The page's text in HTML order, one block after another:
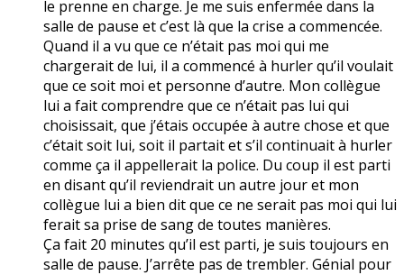
le prenne en charge. Je me suis enfermée dans la
salle de pause et c’est là que la crise a commencée.
Quand il a vu que ce n’était pas moi qui me
chargerait de lui, il a commencé à hurler qu’il voulait
que ce soit moi et personne d’autre. Mon collègue
lui a fait comprendre que ce n’était pas lui qui
choisissait, que j’étais occupée à autre chose et que
c’était soit lui, soit il partait et s’il continuait à hurler
comme ça il appellerait la police. Du coup il est parti
en disant qu’il reviendrait un autre jour et mon
collègue lui a bien dit que ce ne serait pas moi qui lui
ferait sa prise de sang de toutes manières.
Ça fait 20 minutes qu’il est parti, je suis toujours en
salle de pause. J’arrête pas de trembler. Génial pour